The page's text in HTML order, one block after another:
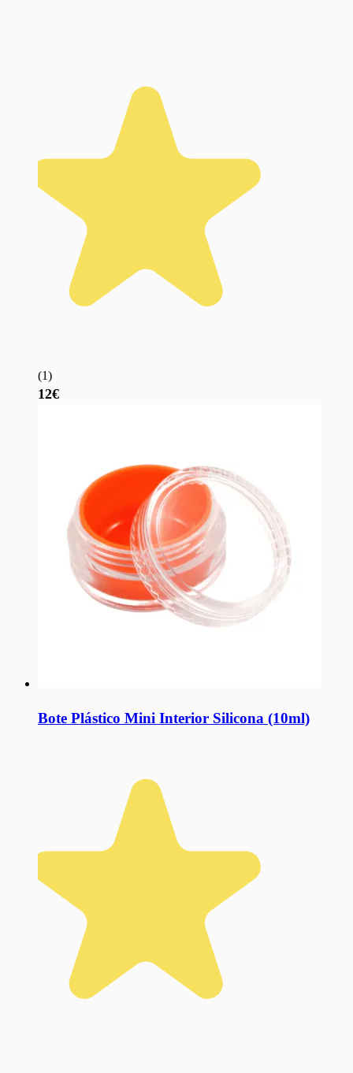
(1)
12€
Bote Plástico Mini Interior Silicona (10ml)